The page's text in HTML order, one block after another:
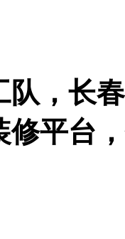
队，长
修平台